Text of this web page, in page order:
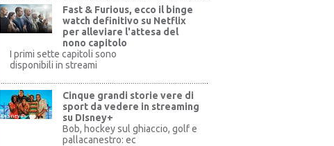
Fast & Furious, ecco il binge
watch definitivo su Netflix
per alleviare l'attesa del
nono capitolo
I primi sette capitoli sono
disponibili in streami
Disney+
Cinque grandi storie vere di
sport da vedere in streaming
su DIsney+
Bob, hockey sul ghiaccio, golf e
pallacanestro: ec